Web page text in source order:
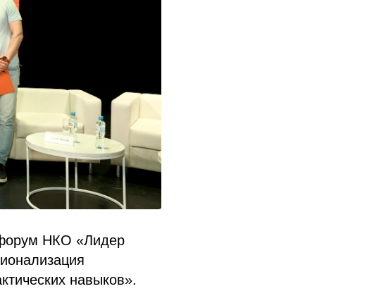
форум НКО «Лидер
навыков».